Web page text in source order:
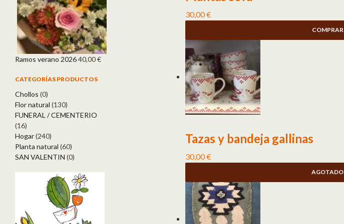
30,00€
COMPRAR
Tazas y bandeja gallinas
30,00€
AGOTADO
Ramos verano 202640,00€
CATEGORÍAS PRODUCTOS
Chollos (0)
Flor natural (130)
FUNERAL / CEMENTERIO
(16)
Hogar(240)
Planta natural (60)
SAN VALENTIN (0)